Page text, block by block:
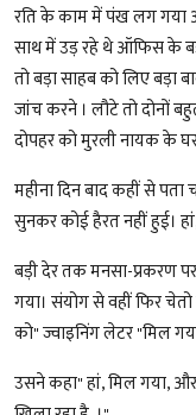
रति के काम में पंख लग गया
साथ में उड़ रहे थे ऑफिस के
तो बड़ा साहब को लिए बड़ा
जांच करने । लौटे तो दोनों
दोपहर को मुरली नायक के
महीना दिन बाद कहीं से
सुनकर कोई हैरत नहीं हुई।
बड़ी देर तक मनसा-प्रकरण
गया। संयोग से वहीं फिर
को" ज्वाइनिंग लेटर "मिल
उसने कहा" हां, मिल गया,